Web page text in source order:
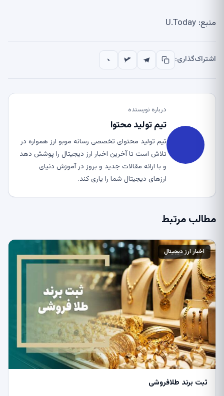
منبع: U.Today
اشتراک‌گذاری:
درباره نویسنده
تیم تولید محتوا
تیم تولید محتوای تخصصی رسانه موبو ارز همواره در
تلاش است تا آخرین اخبار ارز دیجیتال را پوشش دهد
و با ارائه مقالات جدید و بروز در آموزش دنیای
ارزهای دیجیتال شما را یاری کند.
مطالب مرتبط
اخبار ارز دیجیتال
ثبت برند طلافروشی